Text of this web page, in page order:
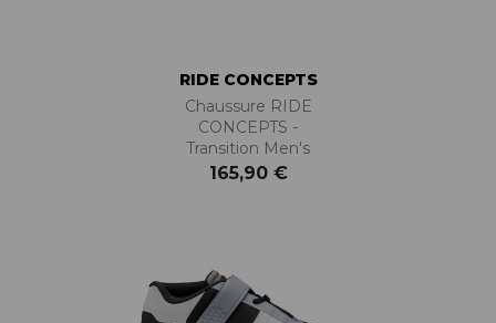
RIDE CONCEPTS
Chaussure RIDE
CONCEPTS -
Transition Men's
165,90 €